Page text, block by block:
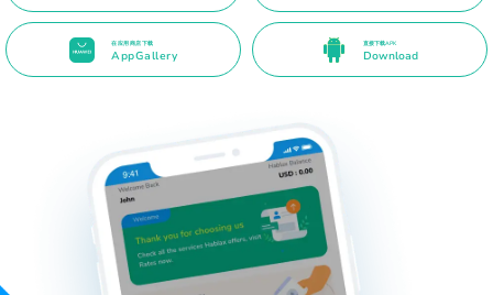
在应用商店下载
AppGallery
直接下载APK
Download